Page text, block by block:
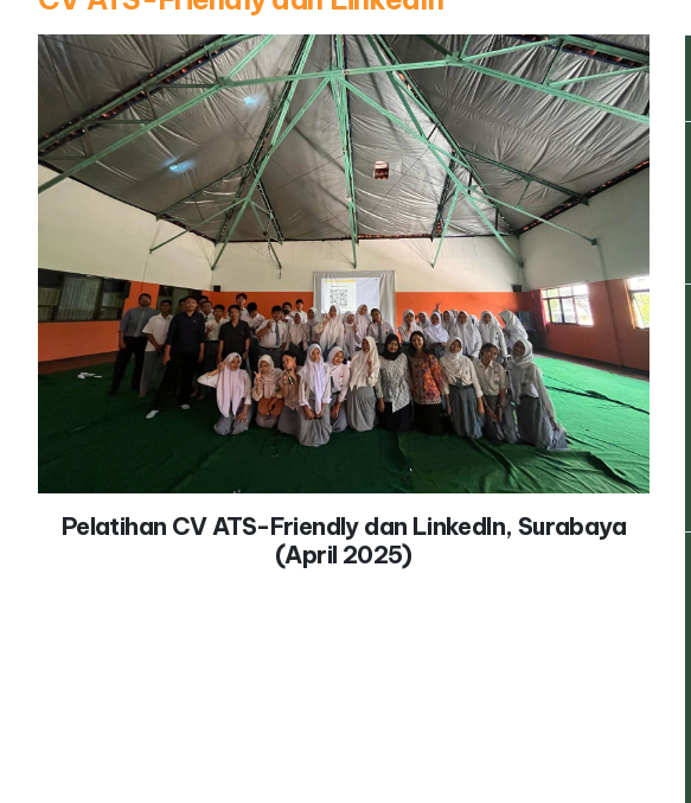
Pelatihan CV ATS-Friendly dan LinkedIn, Surabaya
(April 2025)